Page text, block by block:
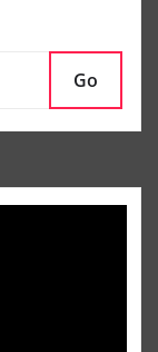
Go